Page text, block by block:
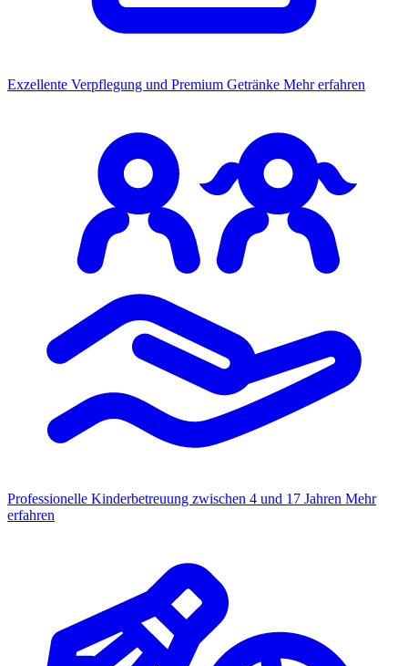
Exzellente Verpflegung und Premium Getränke Mehr erfahren
Professionelle Kinderbetreuung zwischen 4 und 17 Jahren Mehr
erfahren